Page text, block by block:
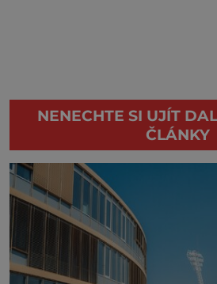
NENECHTE SI UJÍT
ČLÁNKY